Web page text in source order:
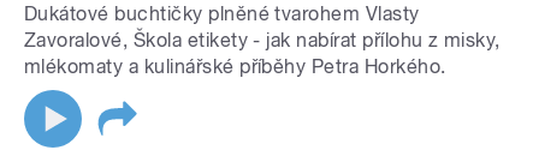
Dukátové buchtičky plněné tvarohem Vlasty
Zavoralové, Škola etikety - jak nabírat přílohu z misky,
mlékomaty a kulinářské příběhy Petra Horkého.